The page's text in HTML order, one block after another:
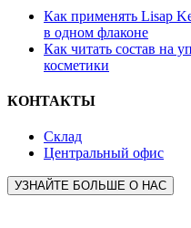
Как применять Lisap
в одном флаконе
Как читать состав на
косметики
КОНТАКТЫ
Склад
Центральный офис
УЗНАЙТЕ БОЛЬШЕ О НАС